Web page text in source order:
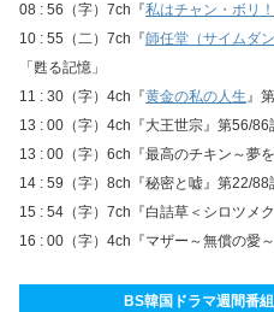
08 : 56（字）7ch『私はチャン・ボリ！
10 : 55（二）7ch『師任堂（サイムダ
「甦る記憶」
11 : 30（字）4ch『黄金の私の人生』
13 : 00（字）4ch『大王世宗』第56/86
13 : 00（字）6ch『最高のチキン～夢
14 : 59（字）8ch『秘密と嘘』第22/88
15 : 54（字）7ch『白詰草＜シロツメ
16 : 00（字）4ch『マザー～無償の愛
BS韓国ドラマ週間番